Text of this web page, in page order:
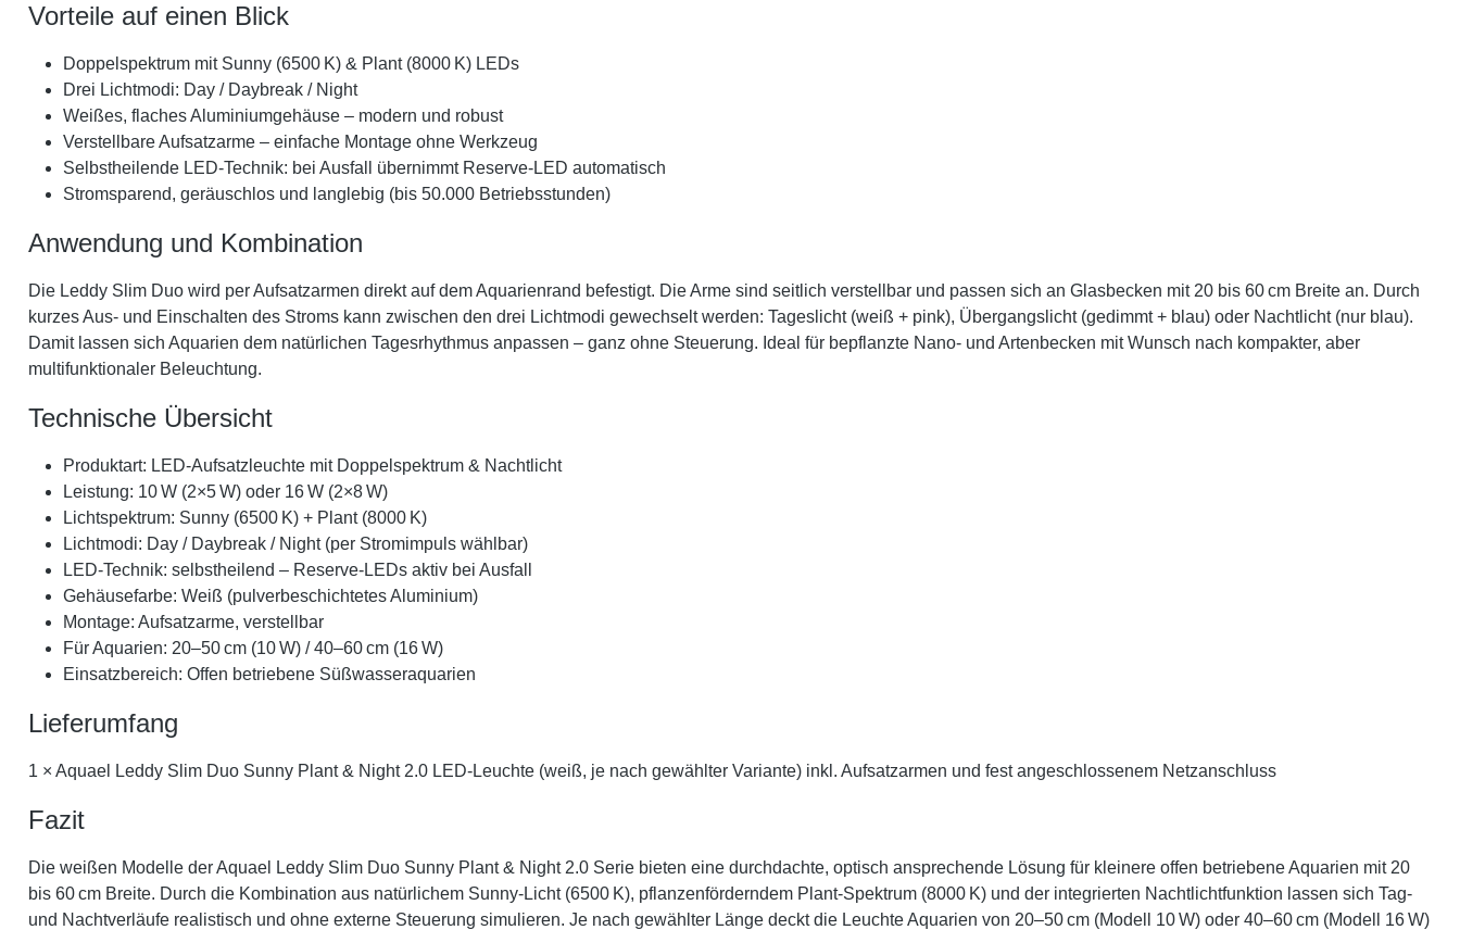
Vorteile auf einen Blick
Doppelspektrum mit Sunny (6500 K) & Plant (8000 K) LEDs
Drei Lichtmodi: Day / Daybreak / Night
Weißes, flaches Aluminiumgehäuse – modern und robust
Verstellbare Aufsatzarme – einfache Montage ohne Werkzeug
Selbstheilende LED-Technik: bei Ausfall übernimmt Reserve-LED automatisch
Stromsparend, geräuschlos und langlebig (bis 50.000 Betriebsstunden)
Anwendung und Kombination
Die Leddy Slim Duo wird per Aufsatzarmen direkt auf dem Aquarienrand befestigt. Die Arme sind seitlich verstellbar und passen sich an Glasbecken mit 20 bis 60 cm Breite an. Durch
kurzes Aus- und Einschalten des Stroms kann zwischen den drei Lichtmodi gewechselt werden: Tageslicht (weiß + pink), Übergangslicht (gedimmt + blau) oder Nachtlicht (nur blau).
Damit lassen sich Aquarien dem natürlichen Tagesrhythmus anpassen – ganz ohne Steuerung. Ideal für bepflanzte Nano- und Artenbecken mit Wunsch nach kompakter, aber
multifunktionaler Beleuchtung.
Technische Übersicht
Produktart: LED-Aufsatzleuchte mit Doppelspektrum & Nachtlicht
Leistung: 10 W (2×5 W) oder 16 W (2×8 W)
Lichtspektrum: Sunny (6500 K) + Plant (8000 K)
Lichtmodi: Day / Daybreak / Night (per Stromimpuls wählbar)
LED-Technik: selbstheilend – Reserve-LEDs aktiv bei Ausfall
Gehäusefarbe: Weiß (pulverbeschichtetes Aluminium)
Montage: Aufsatzarme, verstellbar
Für Aquarien: 20–50 cm (10 W) / 40–60 cm (16 W)
Einsatzbereich: Offen betriebene Süßwasseraquarien
Lieferumfang
1 × Aquael Leddy Slim Duo Sunny Plant & Night 2.0 LED-Leuchte (weiß, je nach gewählter Variante) inkl. Aufsatzarmen und fest angeschlossenem Netzanschluss
Fazit
Die weißen Modelle der Aquael Leddy Slim Duo Sunny Plant & Night 2.0 Serie bieten eine durchdachte, optisch ansprechende Lösung für kleinere offen betriebene Aquarien mit 20
bis 60 cm Breite. Durch die Kombination aus natürlichem Sunny-Licht (6500 K), pflanzenförderndem Plant-Spektrum (8000 K) und der integrierten Nachtlichtfunktion lassen sich Tag-
und Nachtverläufe realistisch und ohne externe Steuerung simulieren. Je nach gewählter Länge deckt die Leuchte Aquarien von 20–50 cm (Modell 10 W) oder 40–60 cm (Modell 16 W)